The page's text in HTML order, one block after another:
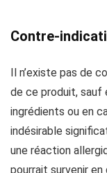
Contre-
Il n’existe pas de
de ce produit, sauf
ingrédients ou en
indésirable
une réaction
pourrait survenir en